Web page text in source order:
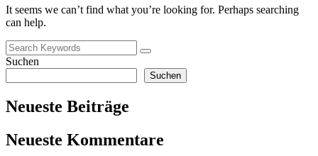
It seems we can’t find what you’re looking for. Perhaps searching
can help.
Suchen
Suchen
Neueste Beiträge
Neueste Kommentare